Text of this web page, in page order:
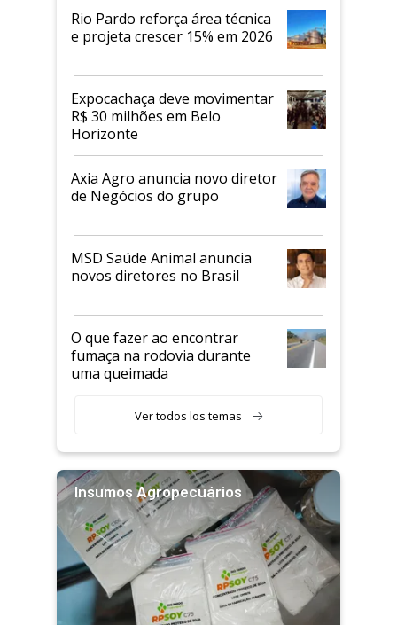
Rio Pardo reforça área técnica
e projeta crescer 15% em 2026
Expocachaça deve movimentar
R$ 30 milhões em Belo
Horizonte
Axia Agro anuncia novo diretor
de Negócios do grupo
MSD Saúde Animal anuncia
novos diretores no Brasil
O que fazer ao encontrar
fumaça na rodovia durante
uma queimada
Ver todos los temas
Insumos Agropecuários